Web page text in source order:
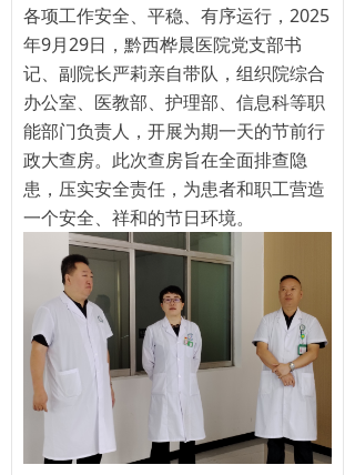
各项工作安全、平稳、有序运行，2025
年9月29日，黔西桦晨医院党支部书
记、副院长严莉亲自带队，组织院综合
办公室、医教部、护理部、信息科等职
能部门负责人，开展为期一天的节前行
政大查房。此次查房旨在全面排查隐
患，压实安全责任，为患者和职工营造
一个安全、祥和的节日环境。